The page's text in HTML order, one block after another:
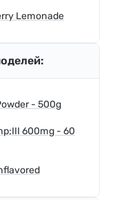
Lemonade
- 500g
600mg - 60